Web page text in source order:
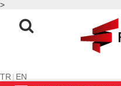
>
TR | EN